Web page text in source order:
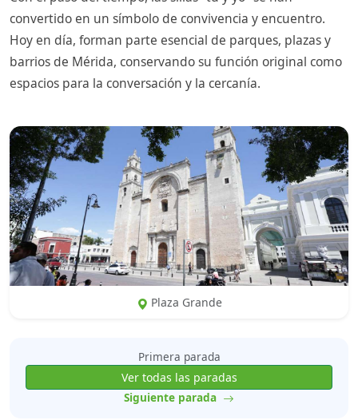
convertido en un símbolo de convivencia y encuentro.
Hoy en día, forman parte esencial de parques, plazas y
barrios de Mérida, conservando su función original como
espacios para la conversación y la cercanía.
Plaza Grande
Primera parada
Ver todas las paradas
Siguiente parada